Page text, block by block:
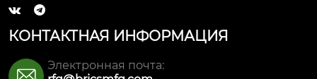
 
КОНТАКТНАЯ ИНФОРМАЦИЯ

Электронная почта: